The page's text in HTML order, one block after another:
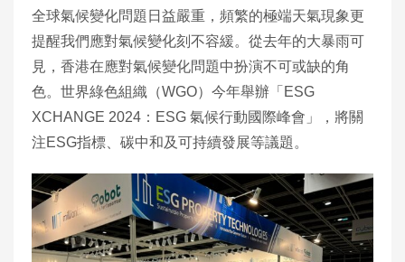
全球氣候變化問題日益嚴重，頻繁的極端天氣現象更
提醒我們應對氣候變化刻不容緩。從去年的大暴雨可
見，香港在應對氣候變化問題中扮演不可或缺的角
色。世界綠色組織（WGO）今年舉辦「ESG
XCHANGE 2024：ESG 氣候行動國際峰會」，將關
注ESG指標、碳中和及可持續發展等議題。